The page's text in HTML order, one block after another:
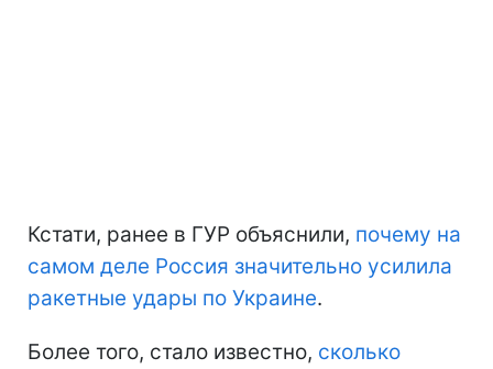
Кстати, ранее в ГУР объяснили, почему на
самом деле Россия значительно усилила
ракетные удары по Украине.
Более того, стало известно, сколько